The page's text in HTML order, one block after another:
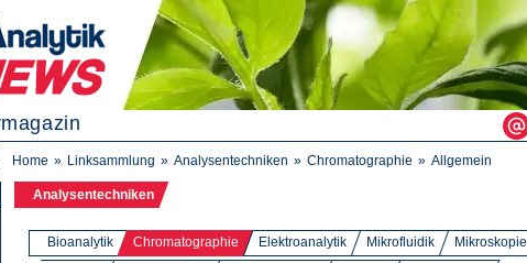
Home Linksammlung Analysentechniken Chromatographie Allgemein
Analysentechniken
Bioanalytik Chromatographie Elektroanalytik Mikrofluidik Mikroskopie